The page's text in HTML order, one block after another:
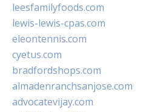
leesfamilyfoods.com
lewis-lewis-cpas.com
eleontennis.com
cyetus.com
bradfordshops.com
almadenranchsanjose.com
advocatevijay.com